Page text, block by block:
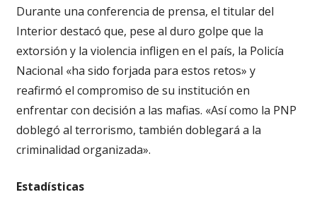
Durante una conferencia de prensa, el titular del
Interior destacó que, pese al duro golpe que la
extorsión y la violencia infligen en el país, la Policía
Nacional «ha sido forjada para estos retos» y
reafirmó el compromiso de su institución en
enfrentar con decisión a las mafias. «Así como la PNP
doblegó al terrorismo, también doblegará a la
criminalidad organizada».
Estadísticas